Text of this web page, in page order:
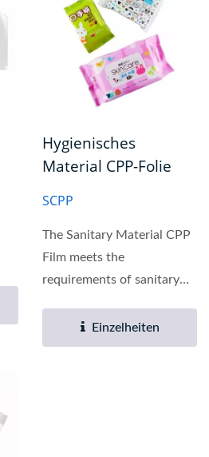
Hygienisches
Material CPP-Folie
SCPP
The Sanitary Material CPP
Film meets the
requirements of sanitary
widely...
Einzelheiten